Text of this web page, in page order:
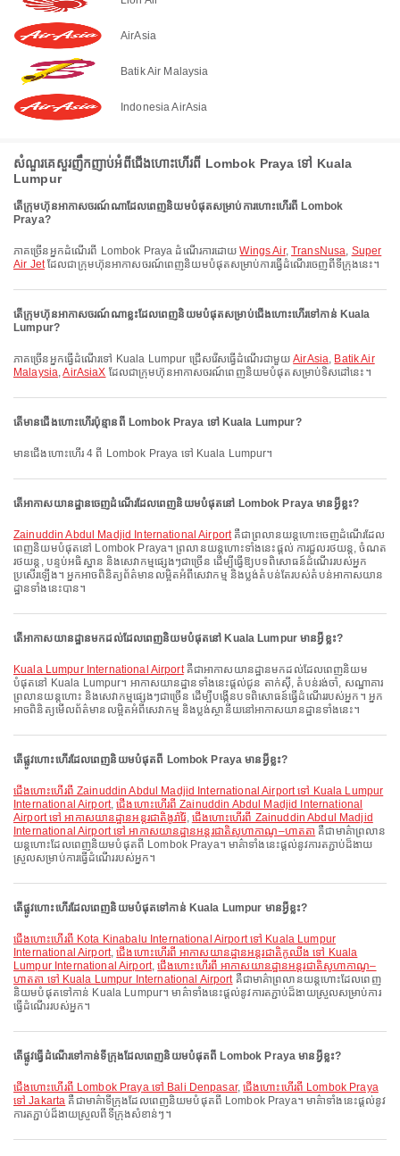
AirAsia
Batik Air Malaysia
Indonesia AirAsia
សំណួរគេសួរញឹកញាប់អំពីជើងហោះហើរពី Lombok Praya ទៅ Kuala
Lumpur
តើក្រុមហ៊ុនអាកាសចរណ៍ណាដែលពេញនិយមបំផុតសម្រាប់ការហោះហើរពី Lombok
Praya?
ភាគច្រើនអ្នកដំណើរពី Lombok Praya ដំណើរការដោយWings Air,TransNusa, Super
Air Jetដែលជាក្រុមហ៊ុនអាកាសចរណ៍ពេញនិយមបំផុតសម្រាប់ការធ្វើដំណើរចេញពីទីក្រុងនេះ។
តើក្រុមហ៊ុនអាកាសចរណ៍ណាខ្លះដែលពេញនិយមបំផុតសម្រាប់ជើងហោះហើរទៅកាន់ Kuala
Lumpur?
ភាគច្រើនអ្នកធ្វើដំណើរទៅ Kuala Lumpur ជ្រើសរើសធ្វើដំណើរជាមួយAirAsia, Batik Air
Malaysia,AirAsiaX ដែលជាក្រុមហ៊ុនអាកាសចរណ៍ពេញនិយមបំផុតសម្រាប់ទិសដៅនេះ។
តើមានជើងហោះហើរប៉ុន្មានពី Lombok Praya ទៅ Kuala Lumpur?
មានជើងហោះហើរ 4 ពី Lombok Praya ទៅ Kuala Lumpur។
តើអាកាសយានដ្ឋានចេញដំណើរដែលពេញនិយមបំផុតនៅ Lombok Praya មានអ្វីខ្លះ?
Zainuddin Abdul Madjid International Airportគឺជាព្រលានយន្តហោះចេញដំណើរដែល
ពេញនិយមបំផុតនៅ Lombok Praya។ ព្រលានយន្តហោះទាំងនេះផ្តល់ ការជួលរថយន្ត, ចំណត
រថយន្ត, បន្ទប់អធិស្ឋាន និងសេវាកម្មផ្សេងៗជាច្រើន ដើម្បីធ្វើឱ្យបទពិសោធន៍ដំណើររបស់អ្នក
ប្រសើរឡើង។ អ្នកអាចពិនិត្យព័ត៌មានលម្អិតអំពីសេវាកម្ម និងប្លង់តំបន់តែរបស់តំបន់អាកាសយាន
ដ្ឋានទាំងនេះបាន។
តើអាកាសយានដ្ឋានមកដល់ដែលពេញនិយមបំផុតនៅ Kuala Lumpur មានអ្វីខ្លះ?
Kuala Lumpur International Airportគឺជាអាកាសយានដ្ឋានមកដល់ដែលពេញនិយម
បំផុតនៅ Kuala Lumpur។ អាកាសយានដ្ឋានទាំងនេះផ្តល់ជូន តាក់ស៊ី, តំបន់រង់ចាំ, សណ្ឋាគារ
ព្រលានយន្តហោះ និងសេវាកម្មផ្សេងៗជាច្រើន ដើម្បីបង្កើនបទពិសោធន៍ធ្វើដំណើររបស់អ្នក។ អ្នក
អាចពិនិត្យមើលព័ត៌មានលម្អិតអំពីសេវាកម្ម និងប្លង់ស្ថានីយនៅអាកាសយានដ្ឋានទាំងនេះ។
តើផ្លូវហោះហើរដែលពេញនិយមបំផុតពី Lombok Praya មានអ្វីខ្លះ?
ជើងហោះហើរពី Zainuddin Abdul Madjid International Airport ទៅ Kuala Lumpur
International Airport,ជើងហោះហើរពី Zainuddin Abdul Madjid International
Airport ទៅ អាកាសយានដ្ឋានអន្តរជាតិងូរ៉ារ៉ៃ, ជើងហោះហើរពី Zainuddin Abdul Madjid
International Airport ទៅ អាកាសយានដ្ឋានអន្តរជាតិសូហាកាណូ–ហាតតា គឺជាមាគ៌ាព្រលាន
យន្តហោះដែលពេញនិយមបំផុតពី Lombok Praya។ មាគ៌ាទាំងនេះផ្តល់នូវការតភ្ជាប់ដ៏ងាយ
ស្រួលសម្រាប់ការធ្វើដំណើររបស់អ្នក។
តើផ្លូវហោះហើរដែលពេញនិយមបំផុតទៅកាន់ Kuala Lumpur មានអ្វីខ្លះ?
ជើងហោះហើរពី Kota Kinabalu International Airport ទៅ Kuala Lumpur
International Airport,ជើងហោះហើរពី អាកាសយានដ្ឋានអន្តរជាតិកូឈីង ទៅ Kuala
Lumpur International Airport,ជើងហោះហើរពី អាកាសយានដ្ឋានអន្តរជាតិសូហាកាណូ–
ហាតតា ទៅ Kuala Lumpur International Airportគឺជាមាគ៌ាព្រលានយន្តហោះដែលពេញ
និយមបំផុតទៅកាន់ Kuala Lumpur។ មាគ៌ាទាំងនេះផ្តល់នូវការតភ្ជាប់ដ៏ងាយស្រួលសម្រាប់ការ
ធ្វើដំណើររបស់អ្នក។
តើផ្លូវធ្វើដំណើរទៅកាន់ទីក្រុងដែលពេញនិយមបំផុតពី Lombok Praya មានអ្វីខ្លះ?
ជើងហោះហើរពី Lombok Praya ទៅ Bali Denpasar,ជើងហោះហើរពី Lombok Praya
ទៅ Jakarta គឺជាមាគ៌ាទីក្រុងដែលពេញនិយមបំផុតពី Lombok Praya។ មាគ៌ាទាំងនេះផ្តល់នូវ
ការតភ្ជាប់ដ៏ងាយស្រួលពីទីក្រុងសំខាន់ៗ។